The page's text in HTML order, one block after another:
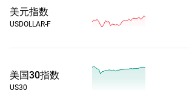
美元指数
USDOLLAR-F
美国30指数
US30